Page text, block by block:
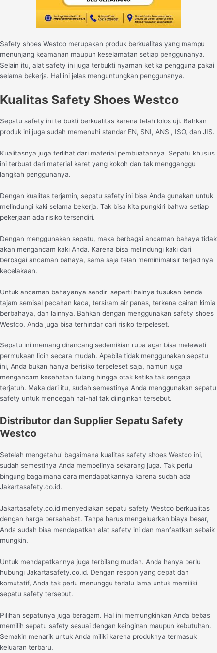
Safety shoes Westco merupakan produk berkualitas yang mampu
menunjang keamanan maupun keselamatan setiap penggunanya.
Selain itu, alat safety ini juga terbukti nyaman ketika pengguna pakai
selama bekerja. Hal ini jelas menguntungkan penggunanya.
Kualitas Safety Shoes Westco
Sepatu safety ini terbukti berkualitas karena telah lolos uji. Bahkan
produk ini juga sudah memenuhi standar EN, SNI, ANSI, ISO, dan JIS.
Kualitasnya juga terlihat dari material pembuatannya. Sepatu khusus
ini terbuat dari material karet yang kokoh dan tak mengganggu
langkah penggunanya.
Dengan kualitas terjamin, sepatu safety ini bisa Anda gunakan untuk
melindungi kaki selama bekerja. Tak bisa kita pungkiri bahwa setiap
pekerjaan ada risiko tersendiri.
Dengan menggunakan sepatu, maka berbagai ancaman bahaya tidak
akan mengancam kaki Anda. Karena bisa melindungi kaki dari
berbagai ancaman bahaya, sama saja telah meminimalisir terjadinya
kecelakaan.
Untuk ancaman bahayanya sendiri seperti halnya tusukan benda
tajam semisal pecahan kaca, tersiram air panas, terkena cairan kimia
berbahaya, dan lainnya. Bahkan dengan menggunakan safety shoes
Westco, Anda juga bisa terhindar dari risiko terpeleset.
Sepatu ini memang dirancang sedemikian rupa agar bisa melewati
permukaan licin secara mudah. Apabila tidak menggunakan sepatu
ini, Anda bukan hanya berisiko terpeleset saja, namun juga
mengancam kesehatan tulang hingga otak ketika tak sengaja
terjatuh. Maka dari itu, sudah semestinya Anda menggunakan sepatu
safety untuk mencegah hal-hal tak diinginkan tersebut.
Distributor dan Supplier Sepatu Safety
Westco
Setelah mengetahui bagaimana kualitas safety shoes Westco ini,
sudah semestinya Anda membelinya sekarang juga. Tak perlu
bingung bagaimana cara mendapatkannya karena sudah ada
Jakartasafety.co.id.
Jakartasafety.co.id menyediakan sepatu safety Westco berkualitas
dengan harga bersahabat. Tanpa harus mengeluarkan biaya besar,
Anda sudah bisa mendapatkan alat safety ini dan manfaatkan sebaik
mungkin.
Untuk mendapatkannya juga terbilang mudah. Anda hanya perlu
hubungi Jakartasafety.co.id. Dengan respon yang cepat dan
komutatif, Anda tak perlu menunggu terlalu lama untuk memiliki
sepatu safety tersebut.
Pilihan sepatunya juga beragam. Hal ini memungkinkan Anda bebas
memilih sepatu safety sesuai dengan keinginan maupun kebutuhan.
Semakin menarik untuk Anda miliki karena produknya termasuk
keluaran terbaru.